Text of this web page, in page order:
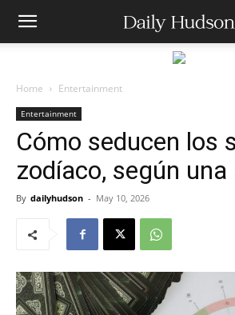
Home Entertainment
Entertainment
Cómo seducen los
zodíaco, según
By dailyhudson - May 10, 2026